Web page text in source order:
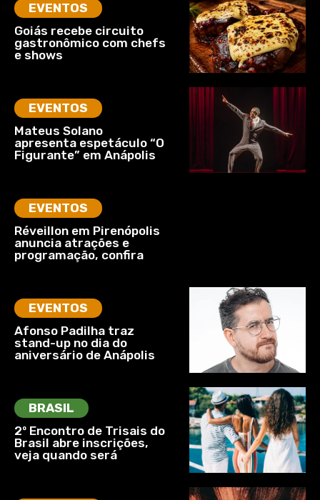
EVENTOS
Goiás recebe circuito
gastronômico com chefs
e shows
EVENTOS
Mateus Solano
apresenta espetáculo “O
Figurante” em Anápolis
EVENTOS
Réveillon em Pirenópolis
anuncia atrações e
programação, confira
EVENTOS
Afonso Padilha traz
stand-up no dia do
aniversário de Anápolis
BRASIL
2º Encontro de Trisais do
Brasil abre inscrições,
veja quando será